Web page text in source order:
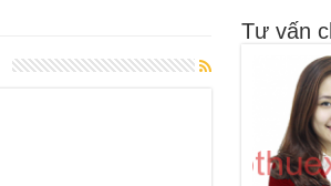
Tư vấn